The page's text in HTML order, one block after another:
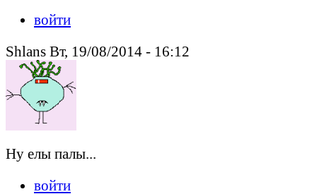
войти
Shlans Вт, 19/08/2014 - 16:12
Ну елы палы...
войти